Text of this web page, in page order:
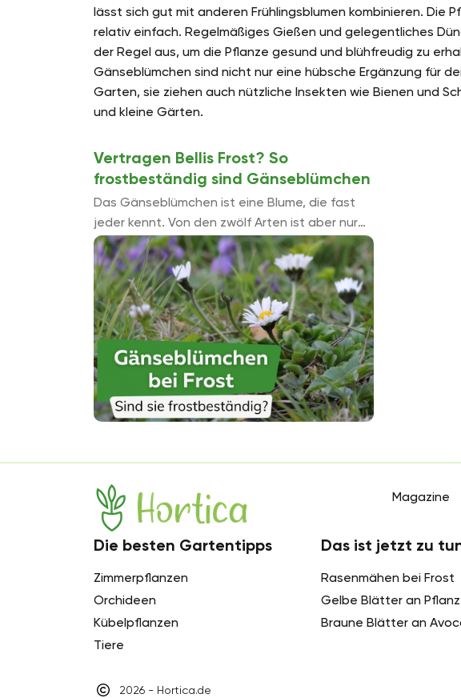
lässt sich gut mit anderen Frühlingsblumen kombinieren. Die
relativ einfach. Regelmäßiges Gießen und gelegentliches
der Regel aus, um die Pflanze gesund und blühfreudig zu
Gänseblümchen sind nicht nur eine hübsche Ergänzung für
Garten, sie ziehen auch nützliche Insekten wie Bienen und
und kleine Gärten.
Vertragen Bellis Frost? So
frostbeständig sind Gänseblümchen
Das Gänseblümchen ist eine Blume, die fast
jeder kennt. Von den zwölf Arten ist aber nur
das Gewöhnliche Gänseblümchen bei uns
heimisch. Es wä...
Hortica
Magazine
Die besten Gartentipps
Zimmerpflanzen
Orchideen
Kübelpflanzen
Tiere
Das ist jetzt zu
Rasenmähen bei Frost
Gelbe Blätter an
Braune Blätter an
2026 - Hortica.de